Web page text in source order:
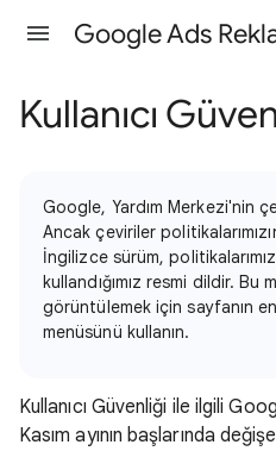
Kullanıcı
Google, Yardım Merkezi'nin
Ancak çeviriler
İngilizce sürüm,
kullandığımız resmi dildir. Bu
görüntülemek için sayfanın en
menüsünü kullanın.
Kullanıcı Güvenliği ile ilgili
Kasım ayının başlarında